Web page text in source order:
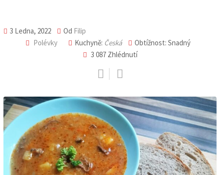
3 Ledna, 2022 Od Filip
Polévky
Kuchyně: Česká
Obtížnost: Snadný
3 087 Zhlédnutí